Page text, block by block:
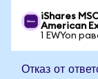
iShares
American
1 EWYon
Отказ от